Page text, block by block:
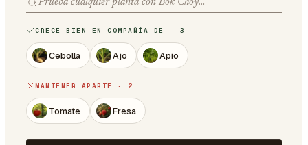
CRECE BIEN EN COMPAÑÍA DE · 3
Cebolla Ajo Apio
MANTENER APARTE · 2
Tomate Fresa